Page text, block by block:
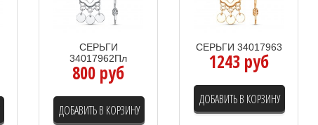
СЕРЬГИ
34017962Пл
800 руб
ДОБАВИТЬ В КОРЗИНУ
СЕРЬГИ 34017963
1243 руб
ДОБАВИТЬ В КОРЗИНУ